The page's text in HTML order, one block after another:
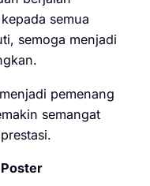
semua
semoga menjadi
pemenang
semangat